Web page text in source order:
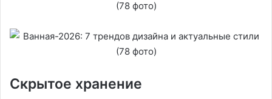
Скрытое хранение